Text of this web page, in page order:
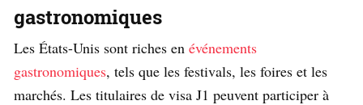
gastronomiques
Les États-Unis sont riches en événements
gastronomiques, tels que les festivals, les foires et les
marchés. Les titulaires de visa J1 peuvent participer à